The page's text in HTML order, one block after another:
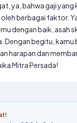
ya, bahwa gaji
berbagai faktor.
dengan baik, asah
Dengan begitu, kamu
harapan dan
Mitra Persada!